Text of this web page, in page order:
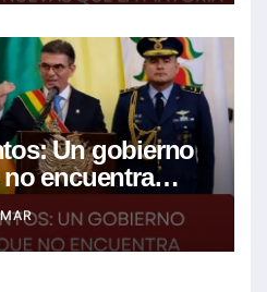
Un gobierno
encuentra
crisis